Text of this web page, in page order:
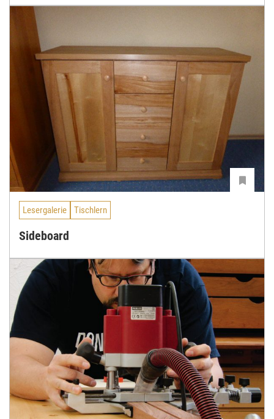
Lesergalerie Tischlern
Sideboard